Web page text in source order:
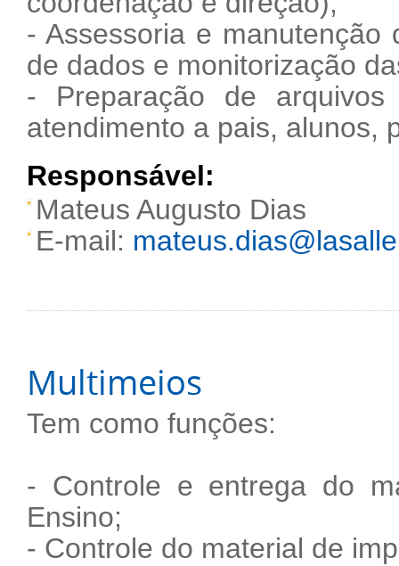
- Assessoria e
de dados e monitorização
- Preparação de
atendimento a pais, alunos,
Responsável:
Mateus Augusto Dias
E-mail:
Multimeios
Tem como funções:
- Controle e entrega do
Ensino;
- Controle do material de